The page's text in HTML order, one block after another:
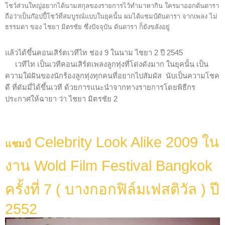
โชว์ส่วนใหญ่อยากได้นามสกุลของรายการไว้ทำมาหากิน ใครมาออกดันดารา
ถือว่าเป็นก๊อปปี้โชว์ที่สมบูรณ์แบบในยุคนั้น ผมได้แชมป์ดันดารา จากเพลง ไม่
ธรรมดา ของ ไชยา มิตรชัย ซึ่งปัจจุบัน ดันดารา ก็ยังขลังอยู่
แล้วได้ขึ้นคอนเสิร์ตเวทีไท ช่อง 9 ในนาม ไชยา 2 ปี 2545
เวทีไท เป็นเวทีคอนเสิร์ตเพลงลูกทุ่งที่โด่งดังมาก ในยุคนั้น เป็น
ความใฝ่ฝันของนักร้องลูกทุ่งทุกคนที่อยากไปสัมผัส  นับเป็นความโชค
ดี ที่ดัมมี่ได้ขึ้นเวที ด้วยการแนะนำจากทางรายการโดยพิธีกร
ประกาศให้ฉายา ว่า ไชยา มิตรชัย 2
แชมป์ Celebrity Look Alike 2009 ใน
งาน Wold Film Festival Bangkok
ครั้งที่ 7 ( บางกอกฟิล์มเฟสติวัล ) ปี
2552